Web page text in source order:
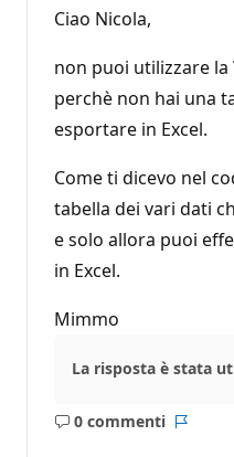
i
d
r
e
p
u
t
i
n
Ciao Nicola,
non puoi utilizzare la
perchè non hai una
esportare in Excel.
Come ti dicevo nel
tabella dei vari dati
e solo allora puoi
in Excel.
Mimmo
La risposta è stata
0 commenti
Nessun